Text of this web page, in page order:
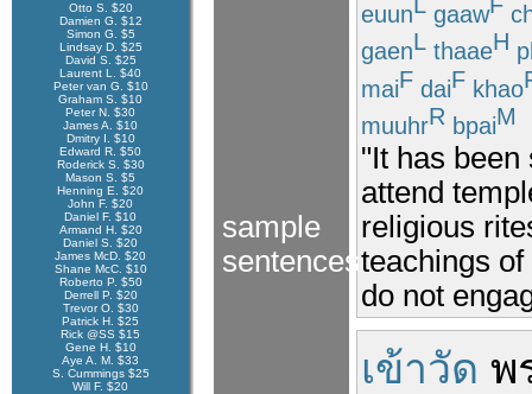
Otto S. $20
Damien G. $12
Simon G. $5
Lindsay D. $25
David S. $25
Laurent L. $40
Peter van G. $10
Graham S. $10
Peter N. $30
James A. $10
Dmitry I. $10
Edward R. $50
Roderick S. $30
Mason S. $5
Henning E. $20
John F. $20
Daniel F. $10
Armand H. $20
Daniel S. $20
James McD. $20
Shane McC. $10
Roberto P. $50
Derrell P. $20
Trevor O. $30
Patrick H. $25
Rick @SS $15
Gene H. $10
Aye A. M. $33
S. Cummings $25
Will F. $20
sample
sentences
euun
gaaw
gaenL thaaeH
maiF daiF khao
muuhrR bpaiM
"It has
attend
religious
teachings
do not
เข้าวัด พ